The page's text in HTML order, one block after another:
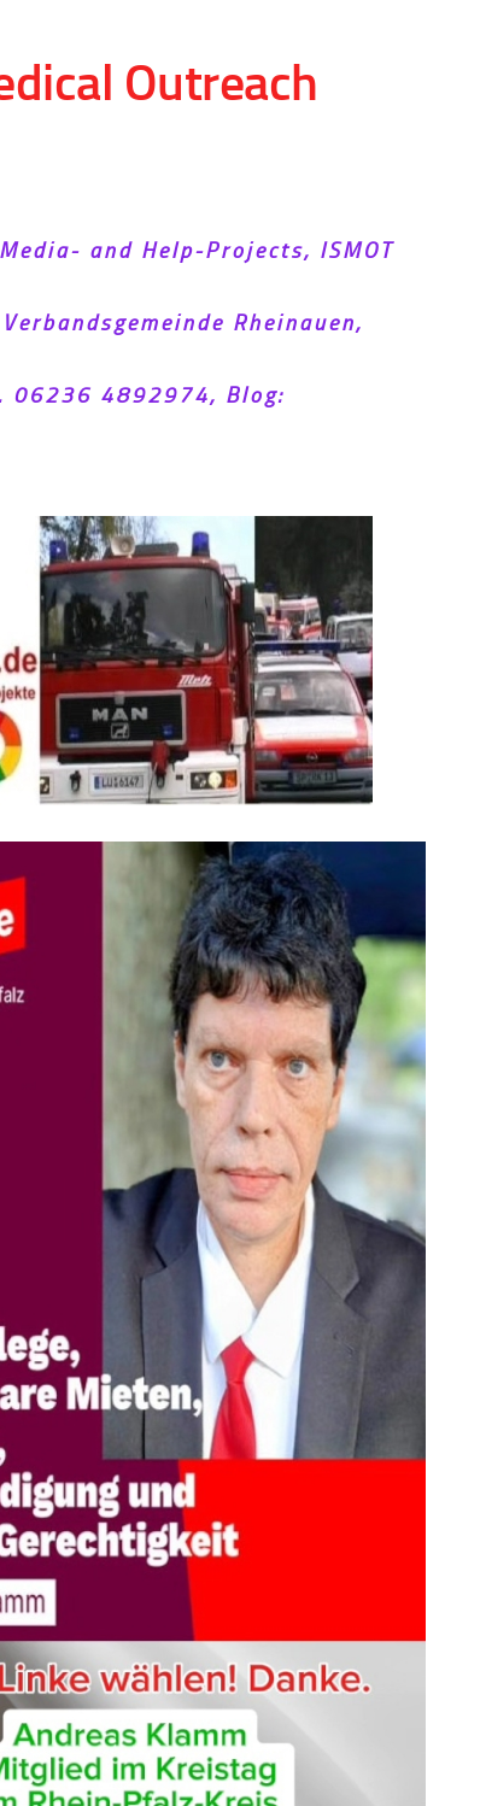
Outreach
and Help-Projects, ISMOT
Rheinauen,
06236 4892974, Blog: